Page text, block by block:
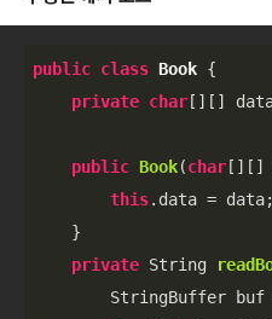
public class Book {
private char [][]
public Book(char [][]
this.data = data;
    }
private String
StringBuffer buf